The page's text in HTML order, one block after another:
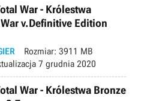
War - Królestwa
v.Definitive Edition
Rozmiar: 3911 MB
7 grudnia 2020
War - Królestwa Bronze